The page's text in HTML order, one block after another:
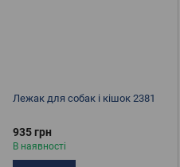
Лежак для собак і кішок 2381
935 грн
В наявності